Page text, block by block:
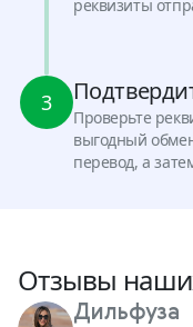
реквизиты
3
Проверьте
выгодный
перевод, а
Отзывы
Дильфуза